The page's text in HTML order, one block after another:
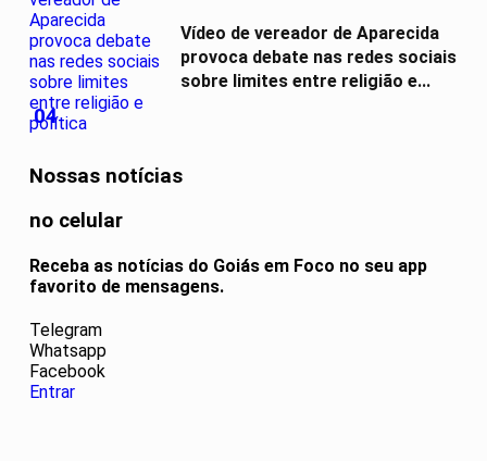
04
Vídeo de vereador de Aparecida
provoca debate nas redes sociais
sobre limites entre religião e...
Nossas notícias
no celular
Receba as notícias do Goiás em Foco no seu app
favorito de mensagens.
Telegram
Whatsapp
Facebook
Entrar